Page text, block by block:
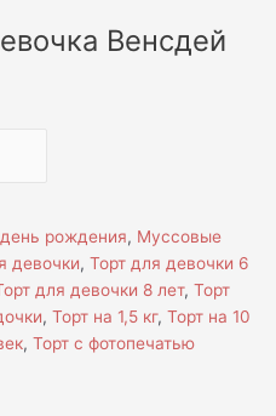
Венсдей
рождения, Муссовые
девочки, Торт для девочки 6
для девочки 8 лет, Торт
, Торт на 1,5 кг, Торт на 10
, Торт с фотопечатью